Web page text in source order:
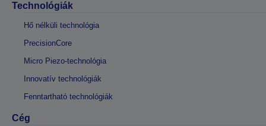
Technológiák
Hő nélküli technológia
PrecisionCore
Micro Piezo-technológia
Innovatív technológiák
Fenntartható technológiák
Cég